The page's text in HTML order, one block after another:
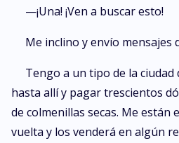
compañera. Nadie puede ser tan
que una loba lisiada sea su compañera destinada. Él es
—¡Una! ¡Ven a buscar esto!
Me inclino y envío mensajes
Tengo a un tipo de la
hasta allí y pagar trescientos
de colmenillas secas. Me están
vuelta y los venderá en algún